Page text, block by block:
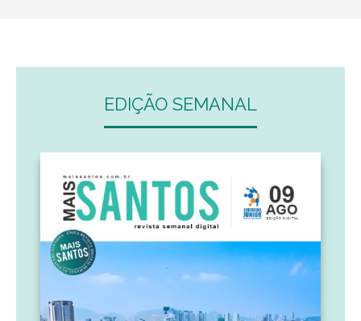
EDIÇÃO SEMANAL